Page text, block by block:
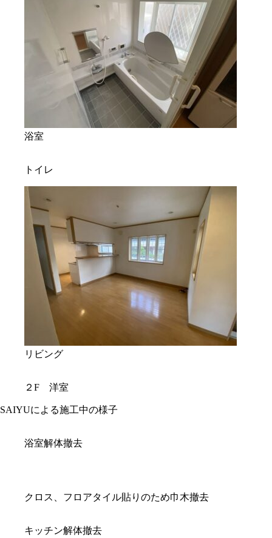
浴室
トイレ
リビング
２F 洋室
SAIYUによる施工中の様子
浴室解体撤去
クロス、フロアタイル貼りのため巾木撤去
キッチン解体撤去